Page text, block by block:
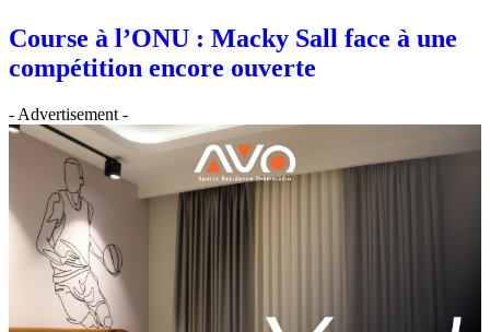
Course à l’ONU : Macky Sall face à une
compétition encore ouverte
- Advertisement -